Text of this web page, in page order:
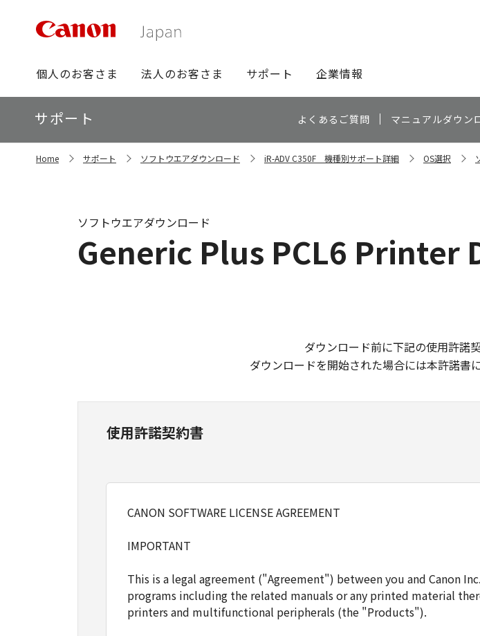
グ
ロ
ー
バ
ビ
個人のお客さま 法人のお客さま サポート 企業情報
ロ
ー
カ
ル
サポート よくあるご質問 マニュアルダウン
Home サポート ソフトウエアダウンロード iR-ADV C350F 機種別サポート詳細 OS選択
Generic Plus PCL6 Printer
ソフトウエアダウンロード
ダウンロード前に下記の使用許諾
ダウンロードを開始された場合には本許諾書
使用許諾契約書
CANON SOFTWARE LICENSE AGREEMENT
IMPORTANT
This is a legal agreement ("Agreement") between you and Canon
programs including the related manuals or any printed material
printers and multifunctional peripherals (the "Products").